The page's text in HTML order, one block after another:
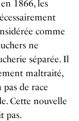
1866, les
comme
ne
séparée. Il
maltraité,
pas de race
Cette nouvelle
pas.